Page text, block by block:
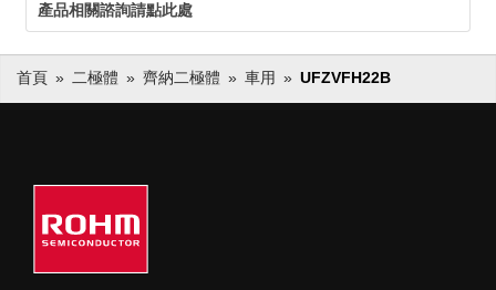
產品相關諮詢請點此處
首頁 二極體 齊納二極體 車用 UFZVFH22B